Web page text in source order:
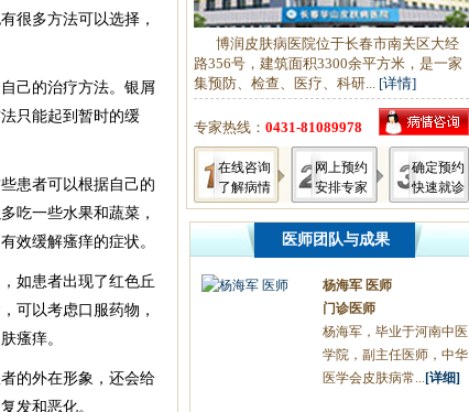
很多方法可以选择，
己的治疗方法。银屑
只能起到暂时的缓
患者可以根据自己的
吃一些水果和蔬菜，
效缓解瘙痒的症状。
如患者出现了红色丘
可以考虑口服药物，
瘙痒。
的外在形象，还会给
发和恶化。
博润皮肤病医院位于长春市南关区大经
路356号，建筑面积3300余平方米，是一家
集预防、检查、医疗、科研... [详情]
专家热线： 0431-81089978
在线咨询
了解病情
网上预约
安排专家
确定预约
快速就诊
医师团队与成果
杨海军 医师
门诊医师
杨海军，毕业于河南中医
学院，副主任医师，中华
医学会皮肤病常... [详细]